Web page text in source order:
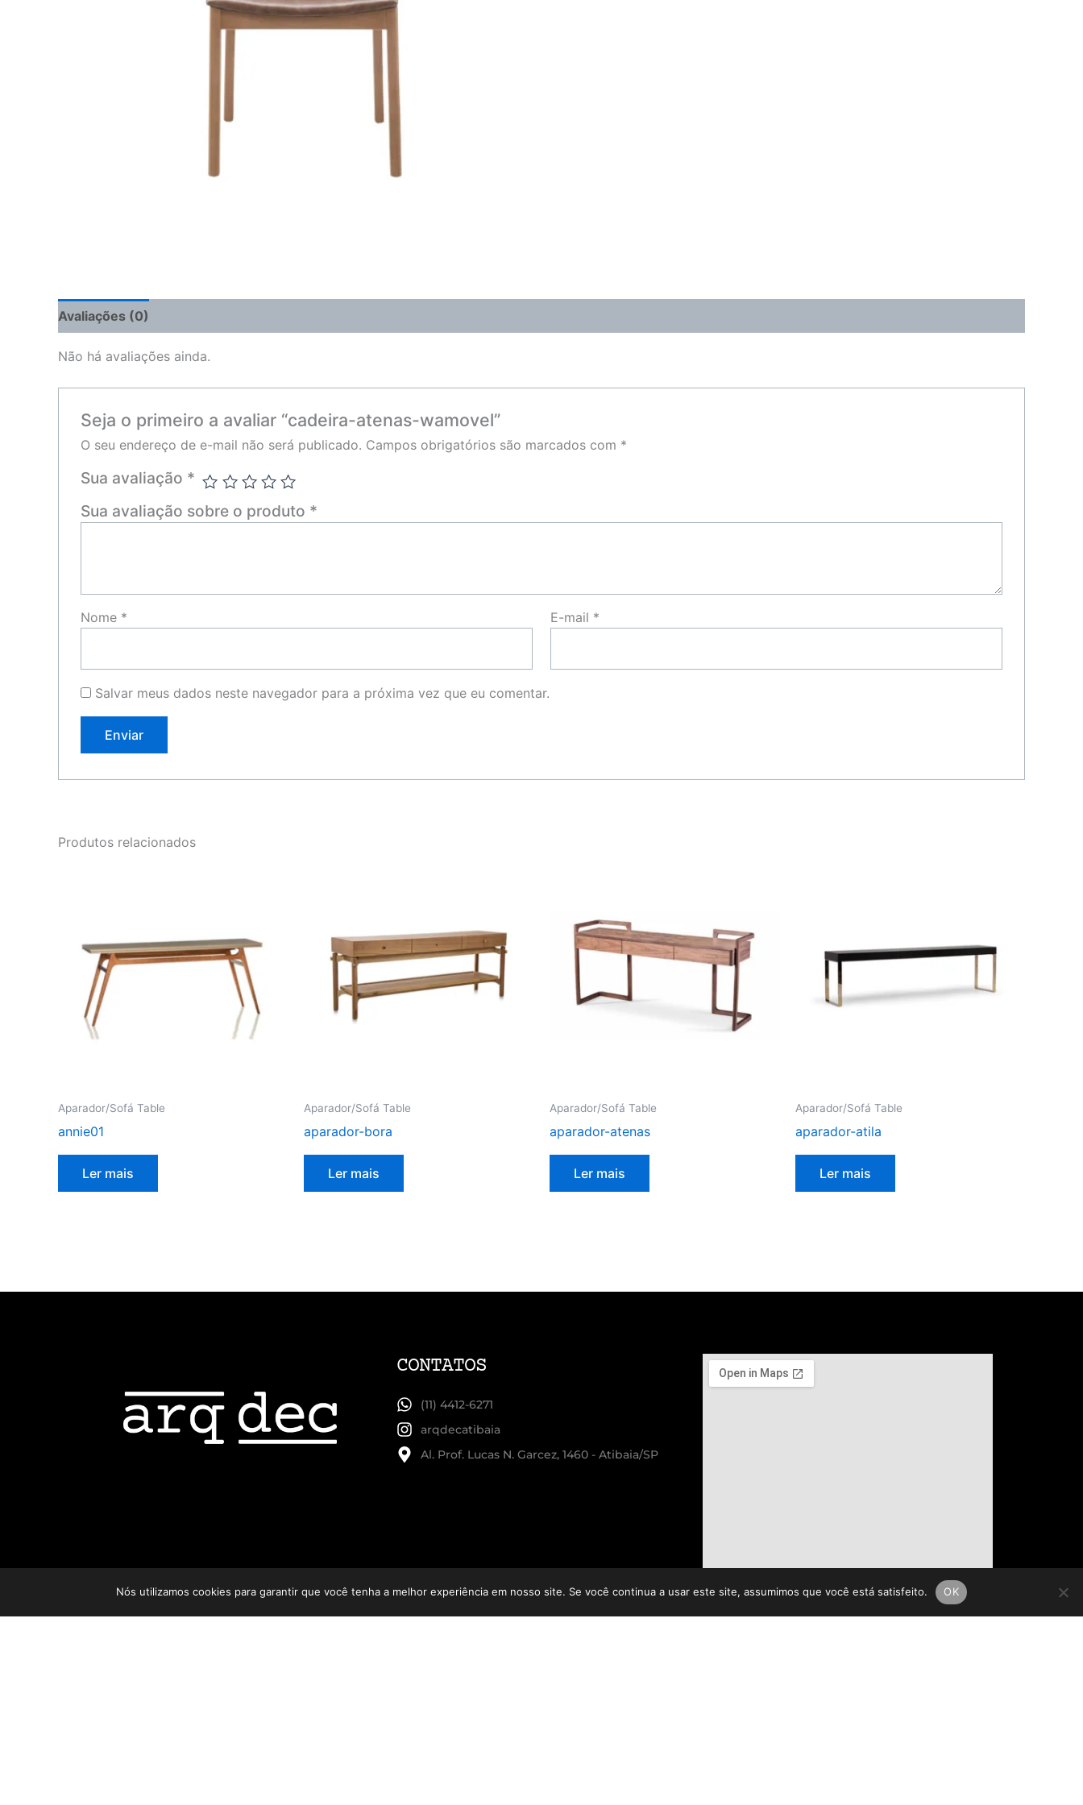
Avaliações (0)
Não há avaliações ainda.
Seja o primeiro a avaliar “cadeira-atenas-wamovel”
O seu endereço de e-mail não será publicado. Campos obrigatórios são marcados com *
Sua avaliação *
Sua avaliação sobre o produto *
Nome * E-mail *
Salvar meus dados neste navegador para a próxima vez que eu comentar.
Produtos relacionados
Aparador/Sofá Table
annie01
Ler mais
Aparador/Sofá Table
aparador-bora
Ler mais
Aparador/Sofá Table
aparador-atenas
Ler mais
Aparador/Sofá Table
aparador-atila
Ler mais
CONTATOS
(11) 4412-6271
arqdecatibaia
Al. Prof. Lucas N. Garcez, 1460 - Atibaia/SP
Nós utilizamos cookies para garantir que você tenha a melhor experiência em nosso site. Se você continua a usar este site, assumimos que você está satisfeito. OK